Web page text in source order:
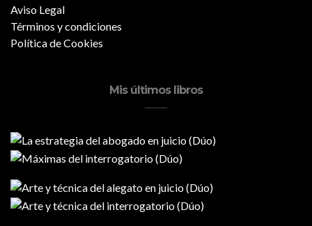
Aviso Legal
Términos y condiciones
Política de Cookies
Mis últimos libros